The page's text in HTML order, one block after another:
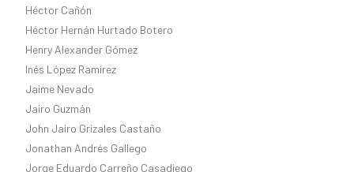
Héctor Cañón
Héctor Hernán Hurtado Botero
Henry Alexander Gómez
Inés López Ramírez
Jaime Nevado
Jairo Guzmán
John Jairo Grizales Castaño
Jonathan Andrés Gallego
Jorge Eduardo Carreño Casadiego